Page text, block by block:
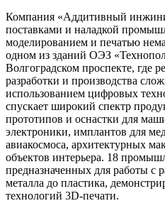
Компания «Аддитивный
поставками и наладкой
моделированием и печатью
одном из зданий ОЭЗ
Волгоградском проспекте, где
разработки и производства
использованием цифровых
спускает широкий спектр
прототипов и оснастки для
электроники, имплантов для
авиакосмоса, архитектурных
объектов интерьера. 18
предназначенных для работы
металла до пластика,
технологий 3D-печати.